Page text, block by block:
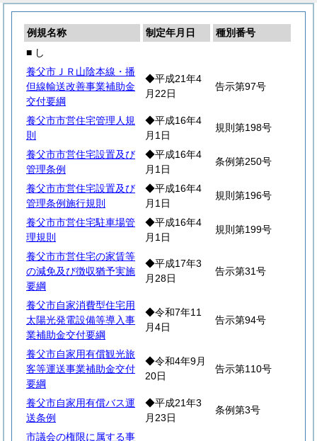
例規名称 制定年月日
種別番号
■ し
養父市ＪＲ山陰本線・播
但線輸送改善事業補助金
交付要綱
◆平成21年4
月22日
告示第97号
養父市市営住宅管理人規
則
◆平成16年4
月1日
規則第198号
養父市市営住宅設置及び
管理条例
◆平成16年4
月1日
条例第250号
養父市市営住宅設置及び
管理条例施行規則
◆平成16年4
月1日
規則第196号
養父市市営住宅駐車場管
理規則
◆平成16年4
月1日
規則第199号
養父市市営住宅の家賃等
の減免及び徴収猶予実施
要綱
◆平成17年3
月28日
告示第31号
養父市自家消費型住宅用
太陽光発電設備等導入事
業補助金交付要綱
◆令和7年11
月4日
告示第94号
養父市自家用有償観光旅
客等運送事業補助金交付
要綱
◆令和4年9月
20日
告示第110号
養父市自家用有償バス運
送条例
◆平成21年3
月23日
条例第3号
市議会の権限に属する事